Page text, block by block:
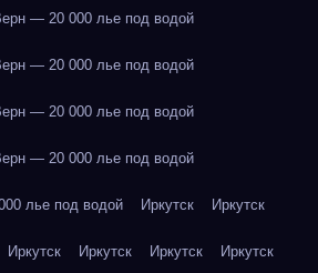
— 20 000 лье под водой
— 20 000 лье под водой
— 20 000 лье под водой
— 20 000 лье под водой
лье под водой Иркутск Иркутск
Иркутск Иркутск Иркутск Иркутск